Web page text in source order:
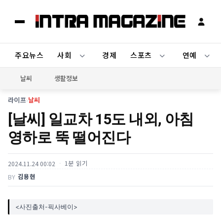
주요뉴스 사회 경제 스포츠 연예
날씨 생활정보
라이프›날씨
[날씨] 일교차 15도 내외, 아침
영하로 뚝 떨어진다
2024.11.24 00:02 1분 읽기
BY 김용현
<사진출처-픽사베이>